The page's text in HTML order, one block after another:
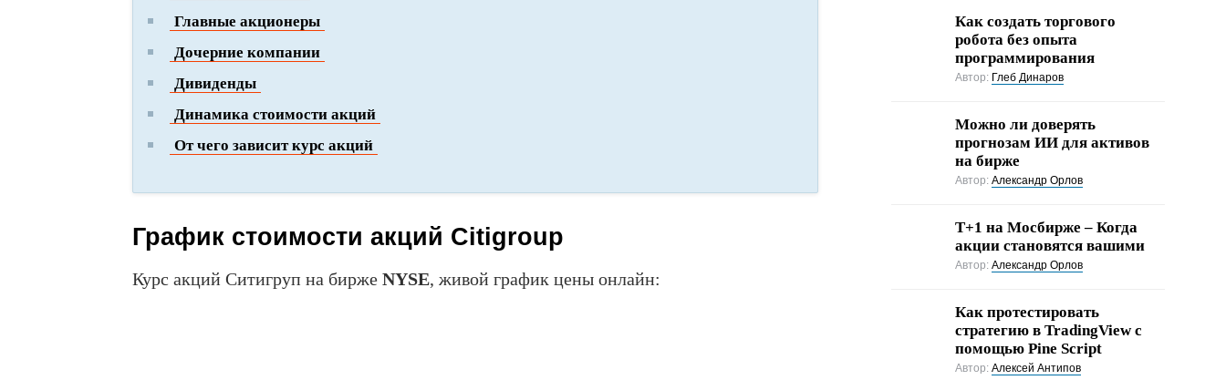
Главные акционеры
Дочерние компании
Дивиденды
Динамика стоимости акций
От чего зависит курс акций
График стоимости акций Citigroup
Курс акций Ситигруп на бирже NYSE, живой график цены онлайн:
Как создать торгового
робота без опыта
программирования
Автор: Глеб Динаров
Можно ли доверять
прогнозам ИИ для активов
на бирже
Автор: Александр Орлов
Т+1 на Мосбирже – Когда
акции становятся вашими
Автор: Александр Орлов
Как протестировать
стратегию в TradingView с
помощью Pine Script
Автор: Алексей Антипов